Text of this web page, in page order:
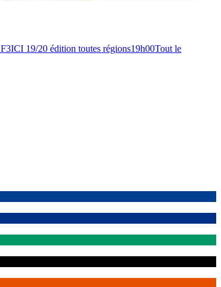
F3ICI 19/20 édition toutes régions19h00Tout le